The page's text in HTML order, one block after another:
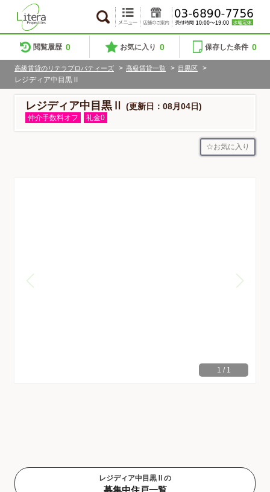
閲覧履歴 0 お気に入り 0 保存した条件 0
高級賃貸のリテラプロパティーズ > 高級賃貸一覧 > 目黒区
>
レジディア中目黒Ⅱ
レジディア中目黒Ⅱ (更新日：08月04日)
仲介手数料オフ 礼金0
お気に入り
1 / 1
レジディア中目黒Ⅱの
募集中住戸一覧